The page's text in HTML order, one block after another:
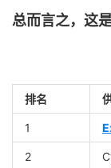
总而言之，这
排名
1
2